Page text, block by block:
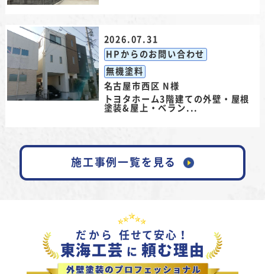
2026.07.31
HPからのお問い合わせ
無機塗料
名古屋市西区 N様
トヨタホーム3階建ての外壁・屋根
塗装&屋上・ベラン...
施工事例一覧を見る
だから 任せて安心！
東海工芸 に 頼む理由